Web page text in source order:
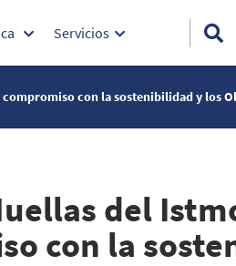
Servicios
con la sostenibilidad y los
del
con la